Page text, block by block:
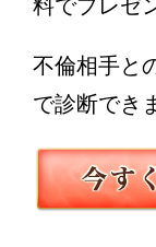
不倫相手と
で診断でき